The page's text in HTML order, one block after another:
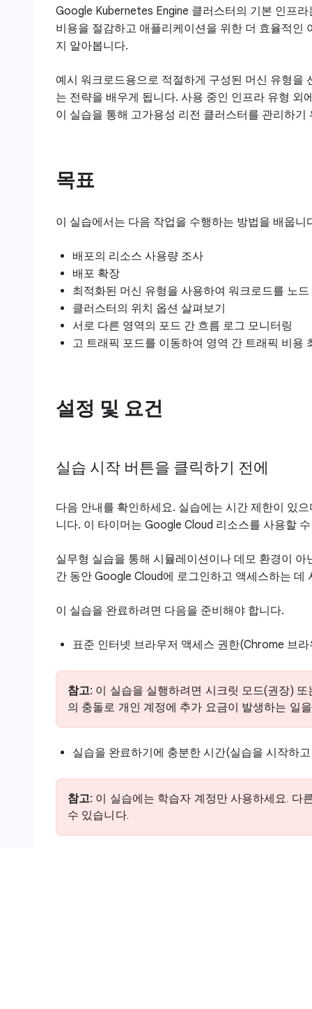
Google Kubernetes Engine 클러스터의 기본 인프
비용을 절감하고 애플리케이션을 위한 더 효율적
지 알아봅니다.
예시 워크로드용으로 적절하게 구성된 머신 유형
는 전략을 배우게 됩니다. 사용 중인 인프라 유형
이 실습을 통해 고가용성 리전 클러스터를 관리하
목표
이 실습에서는 다음 작업을 수행하는 방법을 배웁니
배포의 리소스 사용량 조사
배포 확장
최적화된 머신 유형을 사용하여 워크로드를 노
클러스터의 위치 옵션 살펴보기
서로 다른 영역의 포드 간 흐름 로그 모니터링
고 트래픽 포드를 이동하여 영역 간 트래픽 비용
설정 및 요건
실습 시작 버튼을 클릭하기 전에
다음 안내를 확인하세요. 실습에는 시간 제한이 있
니다. 이 타이머는 Google Cloud 리소스를 사용할
실무형 실습을 통해 시뮬레이션이나 데모 환경이
간 동안 Google Cloud에 로그인하고 액세스하는
이 실습을 완료하려면 다음을 준비해야 합니다.
표준 인터넷 브라우저 액세스 권한(Chrome 브
참고: 이 실습을 실행하려면 시크릿 모드(권장)
의 충돌로 개인 계정에 추가 요금이 발생하는 일
실습을 완료하기에 충분한 시간(실습을 시작하
참고: 이 실습에는 학습자 계정만 사용하세요. 다
수 있습니다.